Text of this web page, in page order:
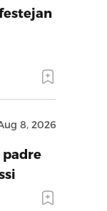
8, 2026